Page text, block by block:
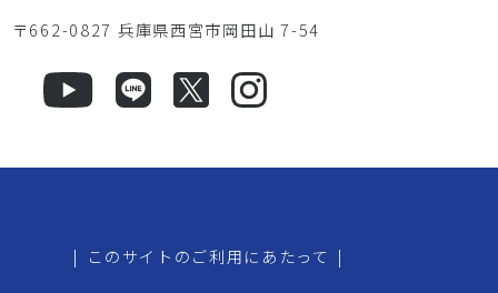
〒662-0827 兵庫県西宮市岡田山 7-54
| このサイトのご利用にあたって |